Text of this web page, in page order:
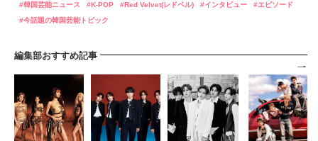
韓国芸能ニュース K-POP Red Velvet(レドベル) インタビュー
エピソード
今話題の韓国芸能トピック
編集部おすすめ記事